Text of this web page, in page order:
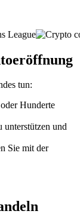
tun:
Hunderte
unterstützen und
Sie mit der